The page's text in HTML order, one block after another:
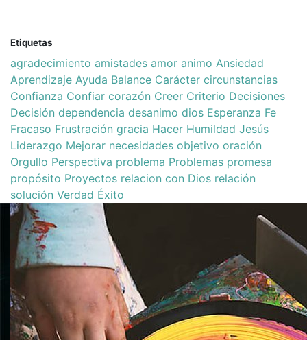
Etiquetas
agradecimiento amistades amor animo Ansiedad
Aprendizaje Ayuda Balance Carácter circunstancias
Confianza Confiar corazón Creer Criterio Decisiones
Decisión dependencia desanimo dios Esperanza Fe
Fracaso Frustración gracia Hacer Humildad Jesús
Liderazgo Mejorar necesidades objetivo oración
Orgullo Perspectiva problema Problemas promesa
propósito Proyectos relacion con Dios relación
solución Verdad Éxito